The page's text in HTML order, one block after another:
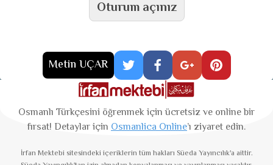
Oturum açınız
Metin UÇAR
Osmanlı Türkçesini öğrenmek için ücretsiz ve online bir
fırsat! Detaylar için Osmanlica Online’ı ziyaret edin.
İrfan Mektebi sitesindeki içeriklerin tüm hakları Süeda Yayıncılık'a aittir.